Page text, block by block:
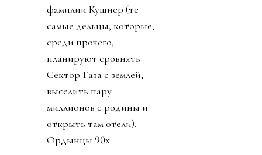
фамилии Кушнер (те
самые дельцы, которые,
среди прочего,
планируют сровнять
Сектор Газа с землей,
выселить пару
миллионов с родины и
открыть там отели).
Ордынцы 90х